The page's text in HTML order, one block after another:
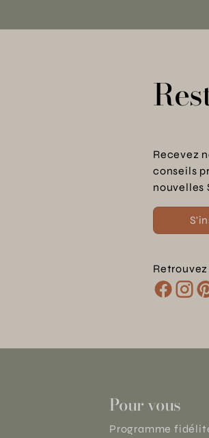
Recevez
conseils
nouvelles
Pour vous
Programme